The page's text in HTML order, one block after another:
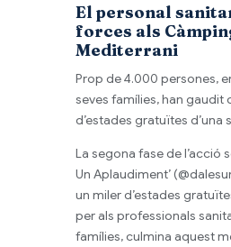
El personal
forces als
Mediterrani
Prop de 4.000 persones,
seves famílies, han gaudit
d’estades gratuïtes d’una
La segona fase de l’acció
Un Aplaudiment’
un miler d’estades
per als professionals
famílies, culmina aquest